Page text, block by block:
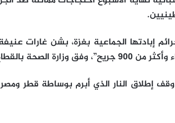
إبادتها الجماعية بغزة، بشن غارات
إطلاق النار الذي أبرم بوساطة قطر ومصر